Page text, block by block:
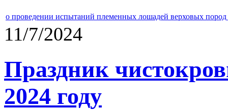
о проведении испытаний племенных лошадей верховых
11/7/2024
Праздник
2024 году